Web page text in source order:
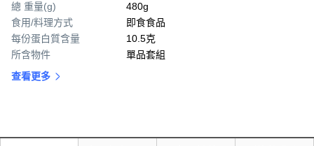
總 重量(g)
480g
食用/料理方式
即食食品
每份蛋白質含量
10.5克
所含物件
單品套組
查看更多